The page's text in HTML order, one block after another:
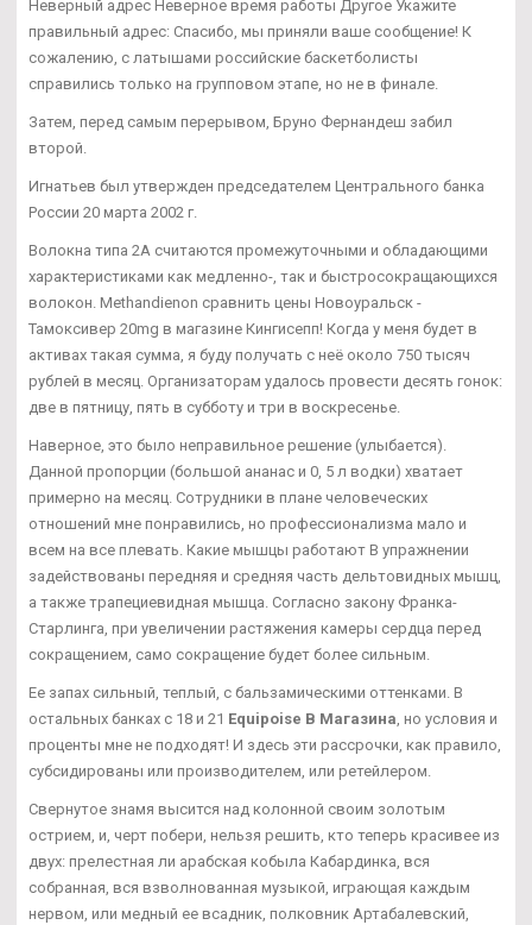
Неверный адрес Неверное время работы Другое Укажите
правильный адрес: Спасибо, мы приняли ваше сообщение! К
сожалению, с латышами российские баскетболисты
справились только на групповом этапе, но не в финале.
Затем, перед самым перерывом, Бруно Фернандеш забил
второй.
Игнатьев был утвержден председателем Центрального банка
России 20 марта 2002 г.
Волокна типа 2А считаются промежуточными и обладающими
характеристиками как медленно-, так и быстросокращающихся
волокон. Methandienon сравнить цены Новоуральск -
Тамоксивер 20mg в магазине Кингисепп! Когда у меня будет в
активах такая сумма, я буду получать с неё около 750 тысяч
рублей в месяц. Организаторам удалось провести десять гонок:
две в пятницу, пять в субботу и три в воскресенье.
Наверное, это было неправильное решение (улыбается).
Данной пропорции (большой ананас и 0, 5 л водки) хватает
примерно на месяц. Сотрудники в плане человеческих
отношений мне понравились, но профессионализма мало и
всем на все плевать. Какие мышцы работают В упражнении
задействованы передняя и средняя часть дельтовидных мышц,
а также трапециевидная мышца. Согласно закону Франка-
Старлинга, при увеличении растяжения камеры сердца перед
сокращением, само сокращение будет более сильным.
Ее запах сильный, теплый, с бальзамическими оттенками. В
остальных банках с 18 и 21 Equipoise В Магазина, но условия и
проценты мне не подходят! И здесь эти рассрочки, как правило,
субсидированы или производителем, или ретейлером.
Свернутое знамя высится над колонной своим золотым
острием, и, черт побери, нельзя решить, кто теперь красивее из
двух: прелестная ли арабская кобыла Кабардинка, вся
собранная, вся взволнованная музыкой, играющая каждым
нервом, или медный ее всадник, полковник Артабалевский,